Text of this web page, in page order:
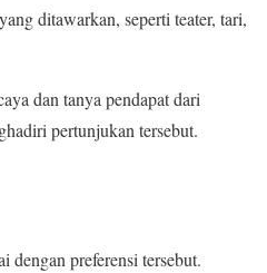
ditawarkan, seperti teater, tari,
dan tanya pendapat dari
pertunjukan tersebut.
dengan preferensi tersebut.